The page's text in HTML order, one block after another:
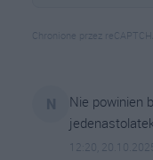
Chronione przez
Nie powinien
12:20,